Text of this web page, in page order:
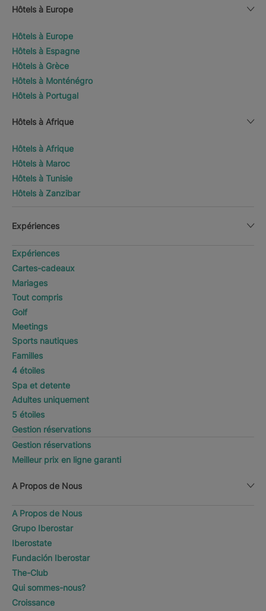
Hôtels à Europe
Hôtels à Europe
Hôtels à Espagne
Hôtels à Grèce
Hôtels à Monténégro
Hôtels à Portugal
Hôtels à Afrique
Hôtels à Afrique
Hôtels à Maroc
Hôtels à Tunisie
Hôtels à Zanzibar
Expériences
Expériences
Cartes-cadeaux
Mariages
Tout compris
Golf
Meetings
Sports nautiques
Familles
4 étoiles
Spa et detente
Adultes uniquement
5 étoiles
Gestion réservations
Gestion réservations
Meilleur prix en ligne garanti
A Propos de Nous
A Propos de Nous
Grupo Iberostar
Iberostate
Fundación Iberostar
The-Club
Qui sommes-nous?
Croissance